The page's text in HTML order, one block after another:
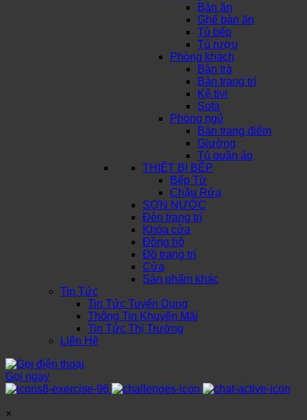
Bàn ăn
Ghế bàn ăn
Tủ bếp
Tủ rượu
Phòng khách
Bàn trà
Bàn trang trí
Kệ tivi
Sofa
Phòng ngủ
Bàn trang điểm
Giường
Tủ quần áo
THIẾT BỊ BẾP
Bếp Từ
Chậu Rửa
SƠN NƯỚC
Đèn trang trí
Khóa cửa
Đồng hồ
Đồ trang trí
Cửa
Sản phẩm khác
Tin Tức
Tin Tức Tuyển Dụng
Thông Tin Khuyến Mãi
Tin Tức Thị Trường
Liên Hệ
Gọi ngay
×